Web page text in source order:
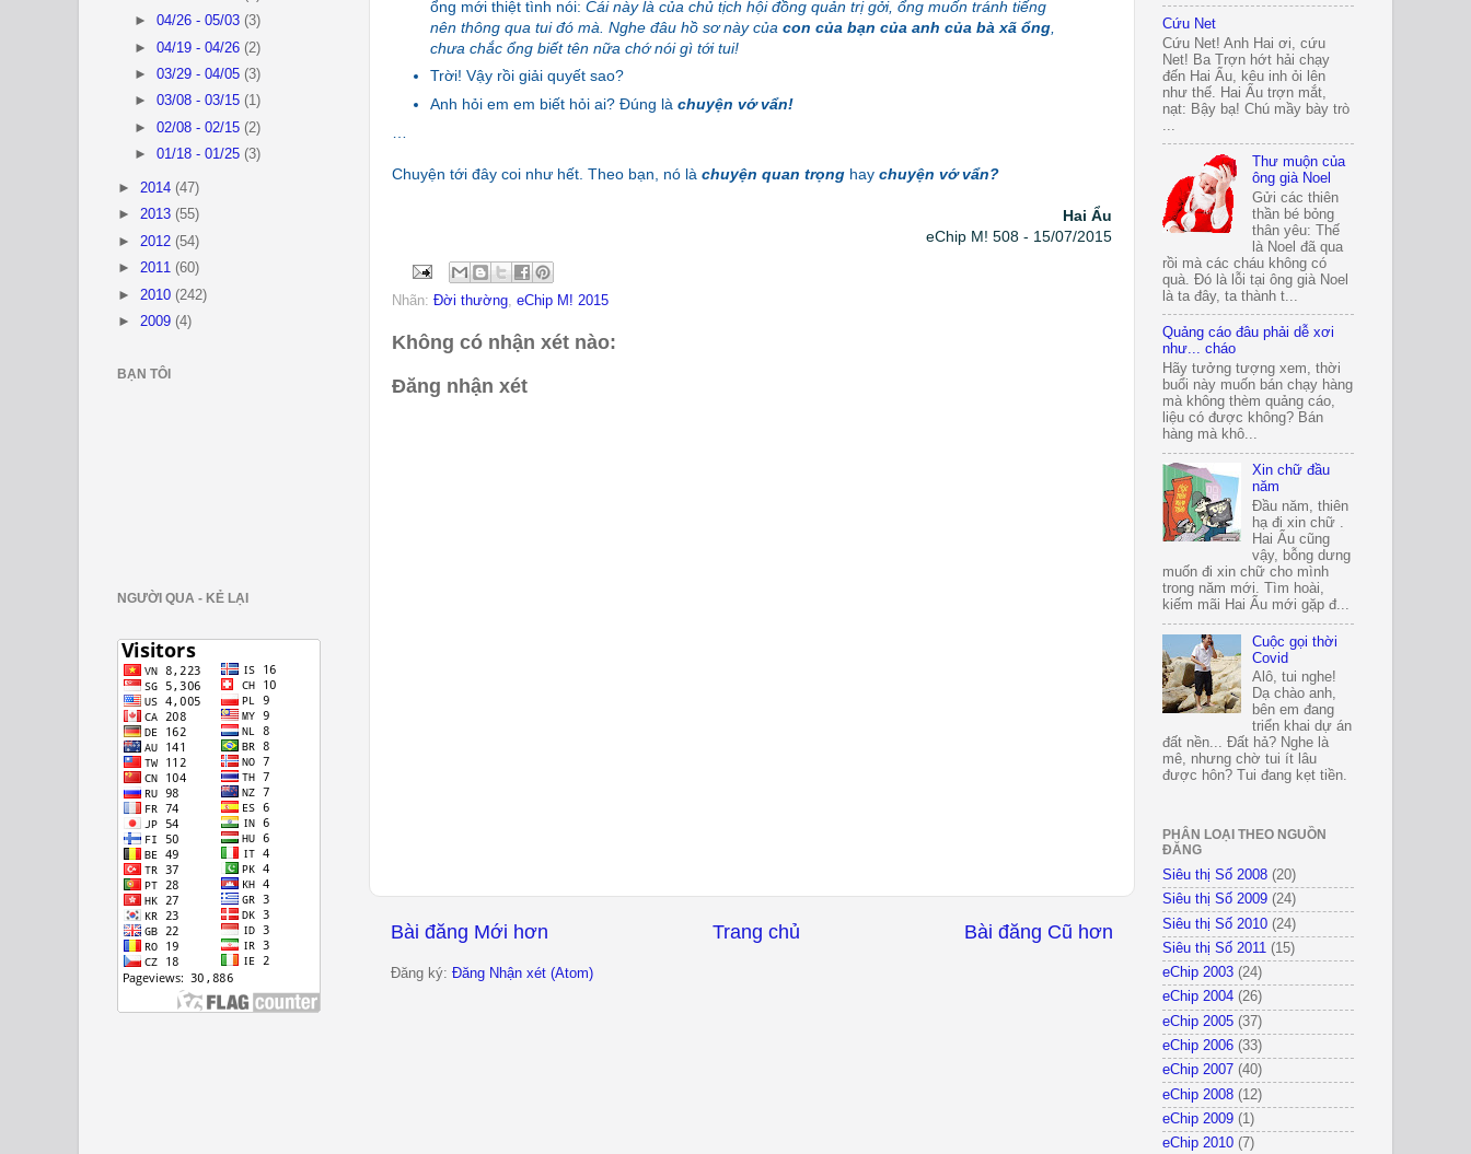
ổng mới thiệt tình nói: Cái này là của chủ tịch hội đồng quản trị gởi, ổng muốn tránh tiếng
nên thông qua tui đó mà. Nghe đâu hồ sơ này của con của bạn của anh của bà xã ổng,
chưa chắc ổng biết tên nữa chớ nói gì tới tui!
Trời! Vậy rồi giải quyết sao?
Anh hỏi em em biết hỏi ai? Đúng là chuyện vớ vẩn!
…
Chuyện tới đây coi như hết. Theo bạn, nó là chuyện quan trọng hay chuyện vớ vẩn?
Hai Ẩu
eChip M! 508 - 15/07/2015
Nhãn: Đời thường, eChip M! 2015
Không có nhận xét nào:
Đăng nhận xét
Bài đăng Mới hơn Bài đăng Cũ hơn
Trang chủ
Đăng ký: Đăng Nhận xét (Atom)
►04/26 - 05/03(3)
►04/19 - 04/26(2)
►03/29 - 04/05(3)
►03/08 - 03/15(1)
►02/08 - 02/15(2)
►01/18 - 01/25(3)
► 2014 (47)
► 2013 (55)
► 2012 (54)
► 2011 (60)
► 2010 (242)
► 2009 (4)
BẠN TÔI
NGƯỜI QUA - KẺ LẠI
Cứu Net
Cứu Net! Anh Hai ơi, cứu
Net! Ba Trợn hớt hải chạy
đến Hai Ẩu, kêu inh ỏi lên
như thế. Hai Ẩu trợn mắt,
nạt: Bậy bạ! Chú mầy bày trò
Thư muộn của
ông già Noel
Gửi các thiên
thần bé bỏng
thân yêu: Thế
là Noel đã qua
rồi mà các cháu không có
quà. Đó là lỗi tại ông già Noel
là ta đây, ta thành t...
Quảng cáo đâu phải dễ xơi
như... cháo
Hãy tưởng tượng xem, thời
buổi này muốn bán chạy hàng
mà không thèm quảng cáo,
liệu có được không? Bán
hàng mà khô...
Xin chữ đầu
năm
Đầu năm, thiên
hạ đi xin chữ .
Hai Ẩu cũng
vậy, bỗng dưng
muốn đi xin chữ cho mình
trong năm mới. Tìm hoài,
kiếm mãi Hai Ẩu mới gặp đ...
Cuộc gọi thời
Covid
Alô, tui nghe!
Dạ chào anh,
bên em đang
triển khai dự án
đất nền... Đất hả? Nghe là
mê, nhưng chờ tui ít lâu
được hôn? Tui đang kẹt tiền.
PHÂN LOẠI THEO NGUỒN
ĐĂNG
Siêu thị Số 2008 (20)
Siêu thị Số 2009 (24)
Siêu thị Số 2010 (24)
Siêu thị Số 2011 (15)
eChip 2003 (24)
eChip 2004 (26)
eChip 2005 (37)
eChip 2006 (33)
eChip 2007 (40)
eChip 2008 (12)
eChip 2009 (1)
eChip 2010 (7)